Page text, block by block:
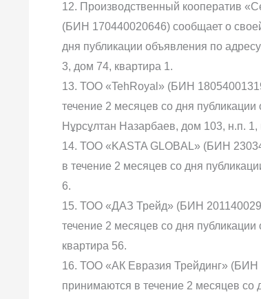
12. Производственный кооператив
(БИН 170440020646) сообщает о
дня публикации объявления по
3, дом 74, квартира 1.
13. ТОО «TehRoyal» (БИН
течение 2 месяцев со дня
Нұрсұлтан Назарбаев, дом 103, н.п. 1,
14. ТОО «KASTA GLOBAL» (БИН
в течение 2 месяцев со дня
6.
15. ТОО «ДАЗ Трейд» (БИН
течение 2 месяцев со дня
квартира 56.
16. ТОО «АК Евразия Трейдинг» (БИН
принимаются в течение 2 месяцев со